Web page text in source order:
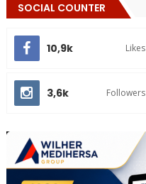
SOCIAL COUNTER
10,9k Likes
3,6k Followers